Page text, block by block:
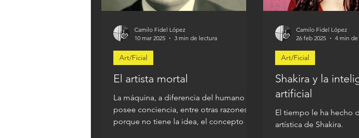
El artista mortal
La máquina, a diferencia del humano no
posee conciencia, entre otras razones,
porque no tiene la idea, el concepto o
Art/Ficial
Camilo Fidel López
10 mar 2025
3 min de lectura
Shakira y la
artificial
El tiempo le ha hecho
artística de Shakira.
Art/Ficial
Camilo Fidel López
26 feb 2025
4 min